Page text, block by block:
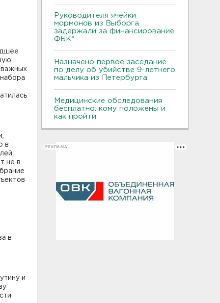
важных
в
не в
в
и
Руководителя ячейки
мормонов из Выборга
задержали за финансирование
ФБК*
Назначено первое заседание
по делу об убийстве 9-летнего
мальчика из Петербурга
Медицинские обследования
бесплатно: кому положены и
как пройти
РЕКЛАМА